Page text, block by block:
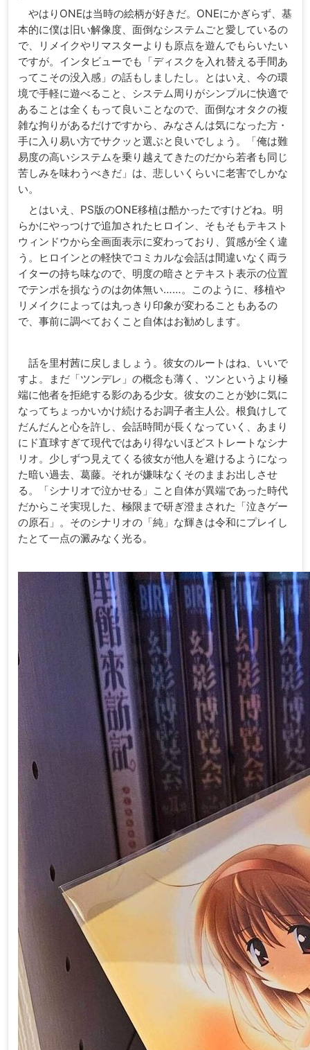
やはりONEは当時の絵柄が好きだ。ONEにかぎらず、基
本的に僕は旧い解像度、面倒なシステムごと愛しているの
で、リメイクやリマスターよりも原点を遊んでもらいたい
ですが。インタビューでも「ディスクを入れ替える手間あ
ってこその没入感」の話もしましたし。とはいえ、今の環
境で手軽に遊べること、システム周りがシンプルに快適で
あることは全くもって良いことなので、面倒なオタクの複
雑な拘りがあるだけですから、みなさんは気になった方・
手に入り易い方でサクッと選ぶと良いでしょう。「俺は難
易度の高いシステムを乗り越えてきたのだから若者も同じ
苦しみを味わうべきだ」は、悲しいくらいに老害でしかな
い。
とはいえ、PS版のONE移植は酷かったですけどね。明
らかにやっつけで追加されたヒロイン、そもそもテキスト
ウィンドウから全画面表示に変わっており、質感が全く違
う。ヒロインとの軽快でコミカルな会話は間違いなく両ラ
イターの持ち味なので、明度の暗さとテキスト表示の位置
でテンポを損なうのは勿体無い……。このように、移植や
リメイクによっては丸っきり印象が変わることもあるの
で、事前に調べておくこと自体はお勧めします。
話を里村茜に戻しましょう。彼女のルートはね、いいで
すよ。まだ「ツンデレ」の概念も薄く、ツンというより極
端に他者を拒絶する影のある少女。彼女のことが妙に気に
なってちょっかいかけ続けるお調子者主人公。根負けして
だんだんと心を許し、会話時間が長くなっていく、あまり
にド直球すぎて現代ではあり得ないほどストレートなシナ
リオ。少しずつ見えてくる彼女が他人を避けるようになっ
た暗い過去、葛藤。それが嫌味なくそのままお出しさせ
る。「シナリオで泣かせる」こと自体が異端であった時代
だからこそ実現した、極限まで研ぎ澄まされた「泣きゲー
の原石」。そのシナリオの「純」な輝きは令和にプレイし
たとて一点の澱みなく光る。